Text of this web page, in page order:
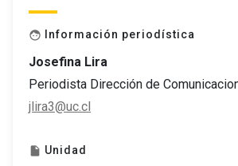
face Información periodística
Josefina Lira
Periodista Dirección de
jlira3@uc.cl
insert_drive_file Unidad